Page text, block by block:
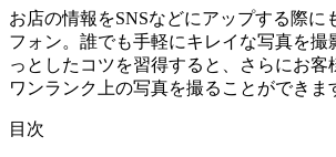
お店の情報をSNSなどにアップする際に
フォン。誰でも手軽にキレイな写真を撮
っとしたコツを習得すると、さらにお客
ワンランク上の写真を撮ることができま
目次